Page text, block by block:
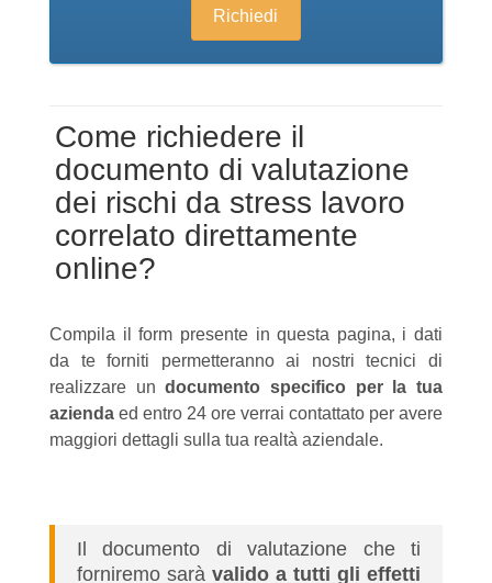
Come richiedere il
documento di valutazione
dei rischi da stress lavoro
correlato direttamente
online?
Compila il form presente in questa pagina, i dati
da te forniti permetteranno ai nostri tecnici di
realizzare undocumento specifico per la tua
azienda ed entro 24 ore verrai contattato per avere
maggiori dettagli sulla tua realtà aziendale.
Il documento di valutazione che ti
forniremo sarà valido a tutti gli effetti